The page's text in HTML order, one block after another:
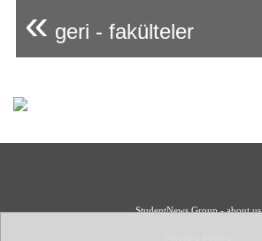
« geri - fakülteler
StudentNews Group - about us